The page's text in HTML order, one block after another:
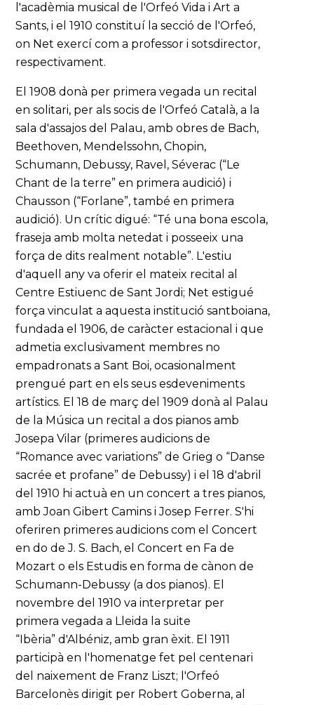
l'acadèmia musical de l'Orfeó Vida i Art a
Sants, i el 1910 constituí la secció de l'Orfeó,
on Net exercí com a professor i sotsdirector,
respectivament.
El 1908 donà per primera vegada un recital
en solitari, per als socis de l'Orfeó Català, a la
sala d'assajos del Palau, amb obres de Bach,
Beethoven, Mendelssohn, Chopin,
Schumann, Debussy, Ravel, Séverac (“Le
Chant de la terre” en primera audició) i
Chausson (“Forlane”, també en primera
audició). Un crític digué: “Té una bona escola,
fraseja amb molta netedat i posseeix una
força de dits realment notable”. L'estiu
d'aquell any va oferir el mateix recital al
Centre Estiuenc de Sant Jordi; Net estigué
força vinculat a aquesta institució santboiana,
fundada el 1906, de caràcter estacional i que
admetia exclusivament membres no
empadronats a Sant Boi, ocasionalment
prengué part en els seus esdeveniments
artístics. El 18 de març del 1909 donà al Palau
de la Música un recital a dos pianos amb
Josepa Vilar (primeres audicions de
“Romance avec variations” de Grieg o “Danse
sacrée et profane” de Debussy) i el 18 d'abril
del 1910 hi actuà en un concert a tres pianos,
amb Joan Gibert Camins i Josep Ferrer. S'hi
oferiren primeres audicions com el Concert
en do de J. S. Bach, el Concert en Fa de
Mozart o els Estudis en forma de cànon de
Schumann-Debussy (a dos pianos). El
novembre del 1910 va interpretar per
primera vegada a Lleida la suite
“Ibèria” d'Albéniz, amb gran èxit. El 1911
participà en l'homenatge fet pel centenari
del naixement de Franz Liszt; l'Orfeó
Barcelonès dirigit per Robert Goberna, al